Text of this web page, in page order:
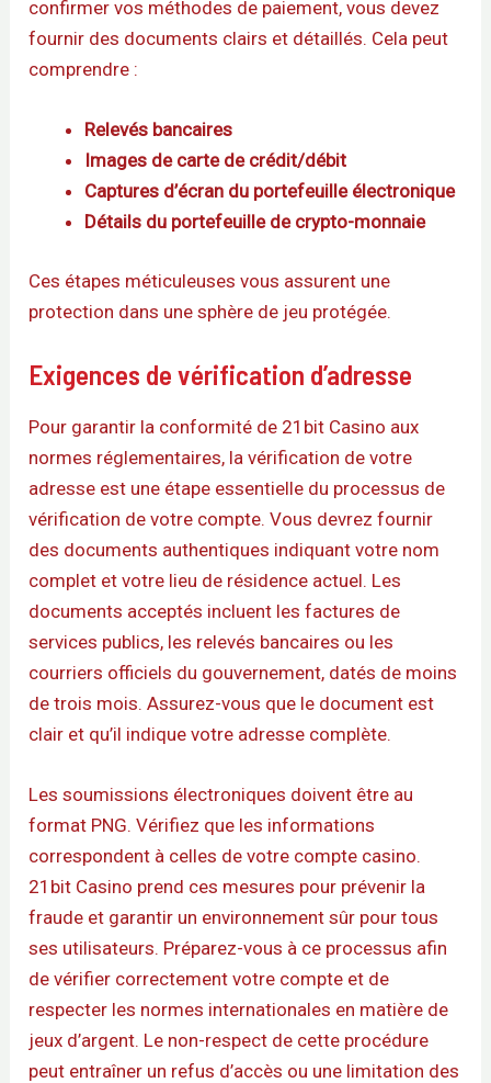
confirmer vos méthodes de paiement, vous devez
fournir des documents clairs et détaillés. Cela peut
comprendre :
Relevés bancaires
Images de carte de crédit/débit
Captures d’écran du portefeuille électronique
Détails du portefeuille de crypto-monnaie
Ces étapes méticuleuses vous assurent une
protection dans une sphère de jeu protégée.
Exigences de vérification d’adresse
Pour garantir la conformité de 21bit Casino aux
normes réglementaires, la vérification de votre
adresse est une étape essentielle du processus de
vérification de votre compte. Vous devrez fournir
des documents authentiques indiquant votre nom
complet et votre lieu de résidence actuel. Les
documents acceptés incluent les factures de
services publics, les relevés bancaires ou les
courriers officiels du gouvernement, datés de moins
de trois mois. Assurez-vous que le document est
clair et qu’il indique votre adresse complète.
Les soumissions électroniques doivent être au
format PNG. Vérifiez que les informations
correspondent à celles de votre compte casino.
21bit Casino prend ces mesures pour prévenir la
fraude et garantir un environnement sûr pour tous
ses utilisateurs. Préparez-vous à ce processus afin
de vérifier correctement votre compte et de
respecter les normes internationales en matière de
jeux d’argent. Le non-respect de cette procédure
peut entraîner un refus d’accès ou une limitation des